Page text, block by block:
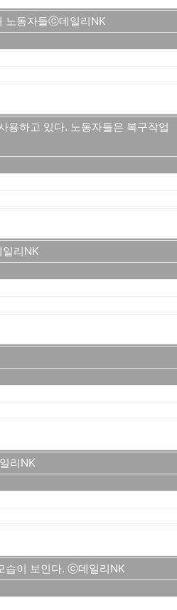
노동자들ⓒ데일리NK
용하고 있다. 노동자들은 복구작업
리NK
리NK
습이 보인다. ⓒ데일리NK